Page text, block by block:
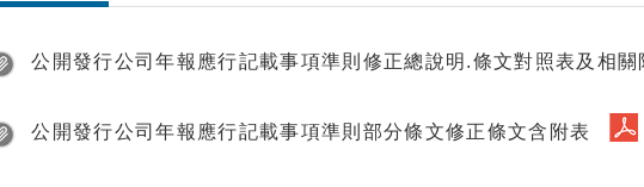
公開發行公司年報應行記載事項準則修正總說明.條文對照表及相關
公開發行公司年報應行記載事項準則部分條文修正條文含附表